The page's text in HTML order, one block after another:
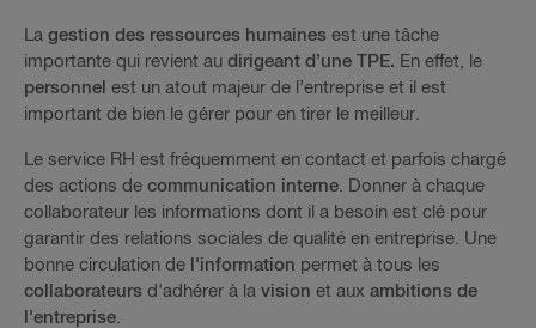
La gestion des ressources humaines est une tâche
importante qui revient au dirigeant d’une TPE. En effet, le
personnel est un atout majeur de l’entreprise et il est
important de bien le gérer pour en tirer le meilleur.
Le service RH est fréquemment en contact et parfois chargé
des actions de communication interne . Donner à chaque
collaborateur les informations dont il a besoin est clé pour
garantir des relations sociales de qualité en entreprise. Une
bonne circulation de l'information permet à tous les
collaborateurs d'adhérer à la vision et aux ambitions de
l'entreprise